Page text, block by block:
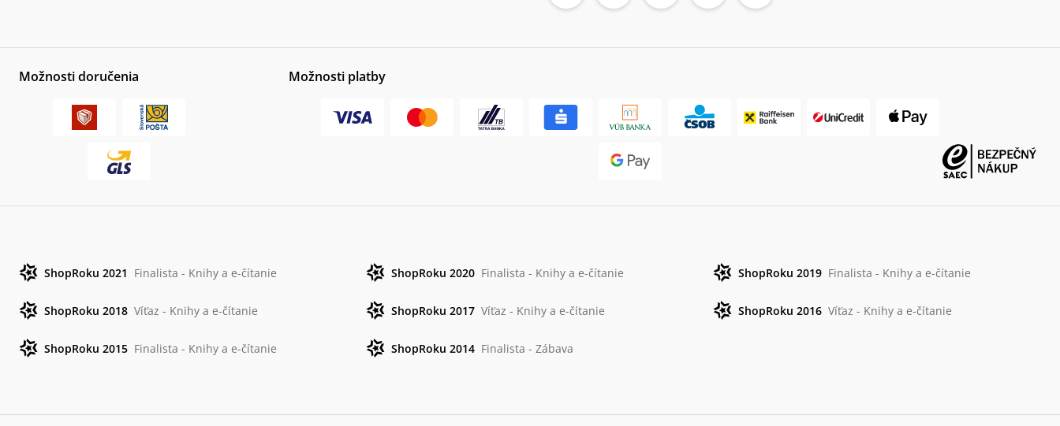
Možnosti doručenia Možnosti platby
ShopRoku 2021 Finalista - Knihy a e-čítanie ShopRoku 2020 Finalista - Knihy a e-čítanie ShopRoku 2019 Finalista - Knihy a e-čítanie
ShopRoku 2018 Víťaz - Knihy a e-čítanie ShopRoku 2017 Víťaz - Knihy a e-čítanie ShopRoku 2016 Víťaz - Knihy a e-čítanie
ShopRoku 2015 Finalista - Knihy a e-čítanie ShopRoku 2014 Finalista - Zábava